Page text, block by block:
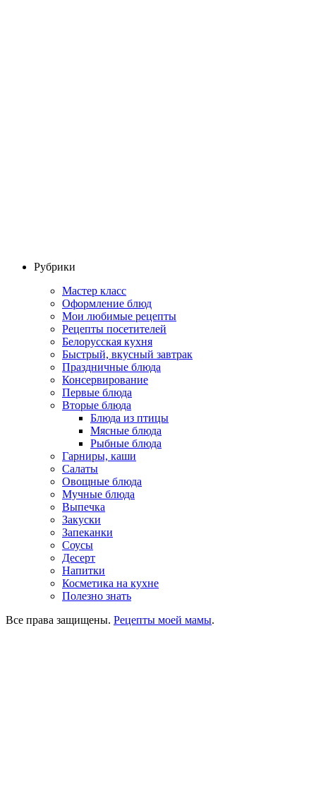
Рубрики
Мастер класс
Оформление блюд
Мои любимые рецепты
Рецепты посетителей
Белорусская кухня
Быстрый, вкусный завтрак
Праздничные блюда
Консервирование
Первые блюда
Вторые блюда
Блюда из птицы
Мясные блюда
Рыбные блюда
Гарниры, каши
Салаты
Овощные блюда
Мучные блюда
Выпечка
Закуски
Запеканки
Соусы
Десерт
Напитки
Косметика на кухне
Полезно знать
Все права защищены. Рецепты моей мамы.